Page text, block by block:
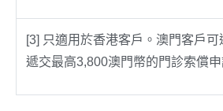
[3] 只適用於香港客戶。澳門客戶
遞交最高3,800澳門幣的門診索償申